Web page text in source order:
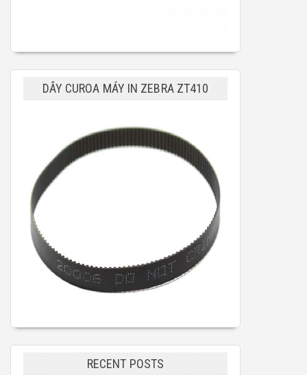
DÂY CUROA MÁY IN ZEBRA ZT410
RECENT POSTS